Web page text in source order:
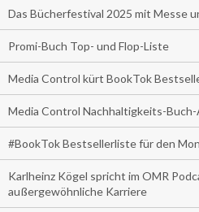
Das Bücherfestival 2025 mit Messe
Promi-Buch Top- und Flop-Liste
Media Control kürt BookTok
Media Control Nachhaltigkeits-
#BookTok Bestsellerliste für den
Karlheinz Kögel spricht im OMR
außergewöhnliche Karriere